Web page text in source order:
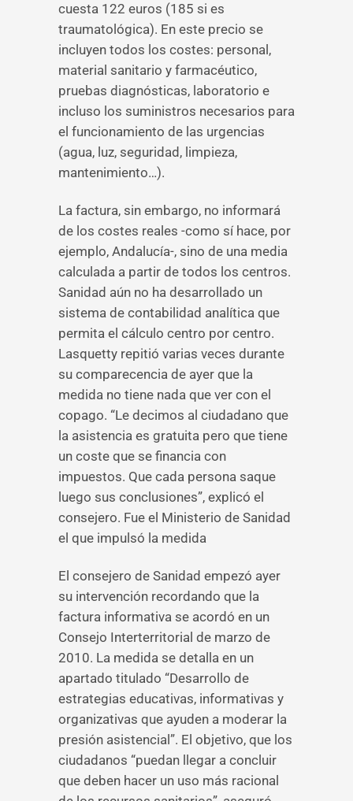
cuesta 122 euros (185 si es
traumatológica). En este precio se
incluyen todos los costes: personal,
material sanitario y farmacéutico,
pruebas diagnósticas, laboratorio e
incluso los suministros necesarios para
el funcionamiento de las urgencias
(agua, luz, seguridad, limpieza,
mantenimiento…).
La factura, sin embargo, no informará
de los costes reales -como sí hace, por
ejemplo, Andalucía-, sino de una media
calculada a partir de todos los centros.
Sanidad aún no ha desarrollado un
sistema de contabilidad analítica que
permita el cálculo centro por centro.
Lasquetty repitió varias veces durante
su comparecencia de ayer que la
medida no tiene nada que ver con el
copago. “Le decimos al ciudadano que
la asistencia es gratuita pero que tiene
un coste que se financia con
impuestos. Que cada persona saque
luego sus conclusiones”, explicó el
consejero. Fue el Ministerio de Sanidad
el que impulsó la medida
El consejero de Sanidad empezó ayer
su intervención recordando que la
factura informativa se acordó en un
Consejo Interterritorial de marzo de
2010. La medida se detalla en un
apartado titulado “Desarrollo de
estrategias educativas, informativas y
organizativas que ayuden a moderar la
presión asistencial”. El objetivo, que los
ciudadanos “puedan llegar a concluir
que deben hacer un uso más racional